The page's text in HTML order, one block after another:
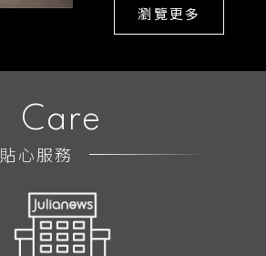
瀏覽更多
Care
貼心服務